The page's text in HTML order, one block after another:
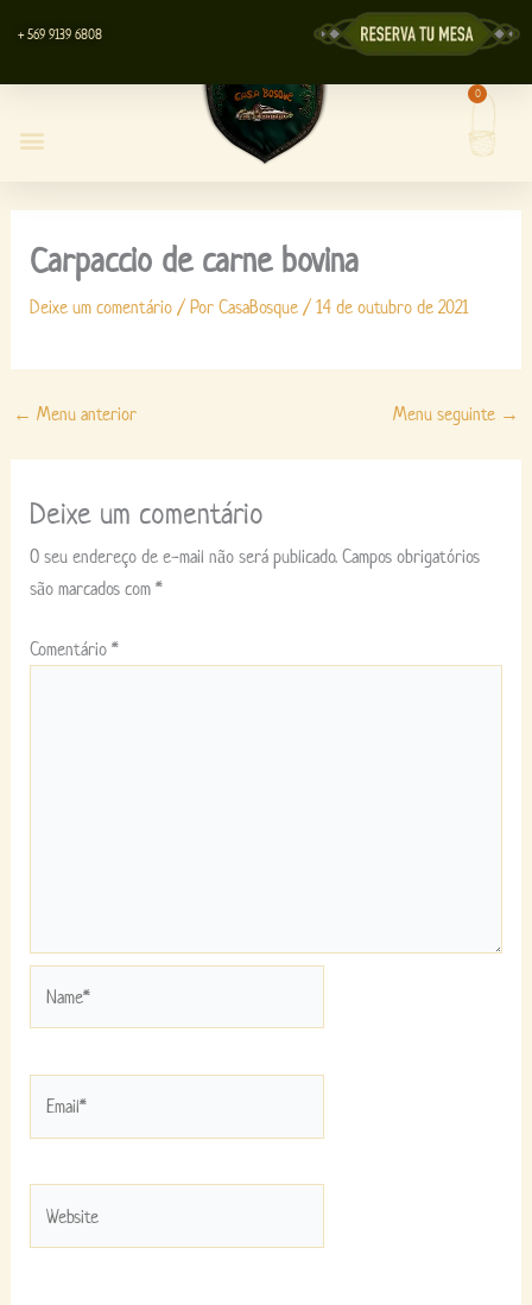
para
o
+ 569 9139 6808
0
Carpaccio de carne bovina
Deixe um comentário / PorCasaBosque/14 de outubro de 2021
← Menu anterior Menu seguinte →
Deixe um comentário
O seu endereço de e-mail não será publicado. Campos obrigatórios
são marcados com*
Comentário*